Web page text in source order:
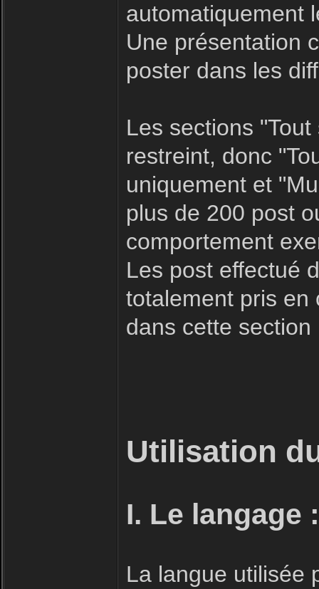
automatiquement
Une présentation
poster dans les
Les sections
restreint, donc
uniquement et
plus de 200 post
comportement
Les post effectué
totalement pris en
dans cette
Utilisation
I. Le langage :
La langue utilisée